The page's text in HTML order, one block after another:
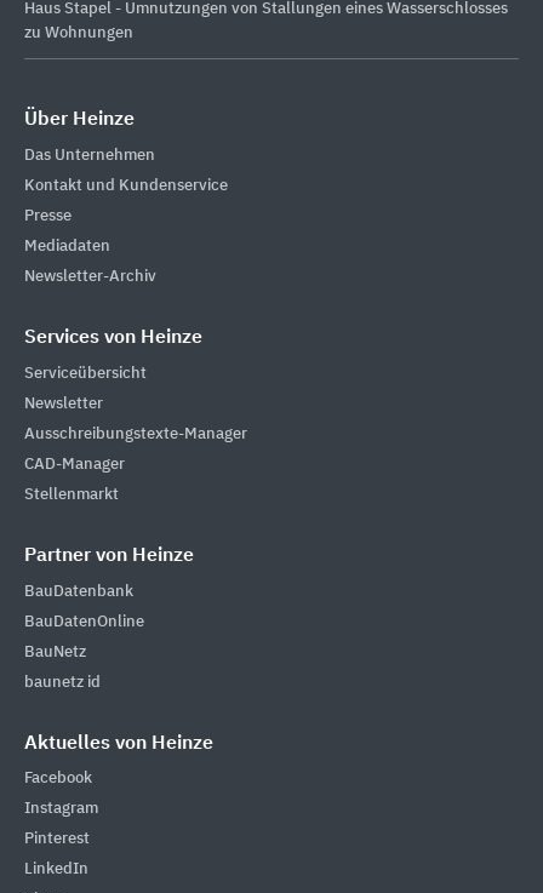
Haus Stapel - Umnutzungen von Stallungen eines Wasserschlosses
zu Wohnungen
Über Heinze
Das Unternehmen
Kontakt und Kundenservice
Presse
Mediadaten
Newsletter-Archiv
Services von Heinze
Serviceübersicht
Newsletter
Ausschreibungstexte-Manager
CAD-Manager
Stellenmarkt
Partner von Heinze
BauDatenbank
BauDatenOnline
BauNetz
baunetz id
Aktuelles von Heinze
Facebook
Instagram
Pinterest
LinkedIn